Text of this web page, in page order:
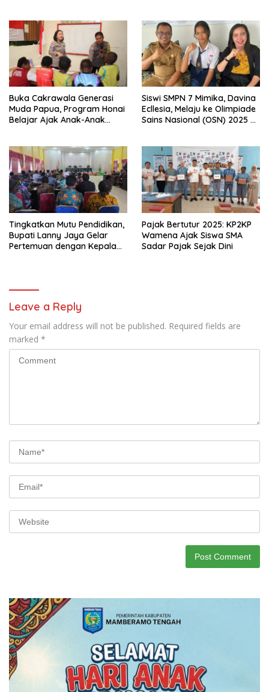
Buka Cakrawala Generasi
Muda Papua, Program Honai
Belajar Ajak Anak-Anak
Siswi SMPN 7 Mimika, Davina
Ecllesia, Melaju ke Olimpiade
Sains Nasional (OSN) 2025 di
Tingkatkan Mutu Pendidikan,
Bupati Lanny Jaya Gelar
Pertemuan dengan Kepala
Pajak Bertutur 2025: KP2KP
Wamena Ajak Siswa SMA
Sadar Pajak Sejak Dini
Leave a Reply
Your email address will not be published. Required fields are
marked *